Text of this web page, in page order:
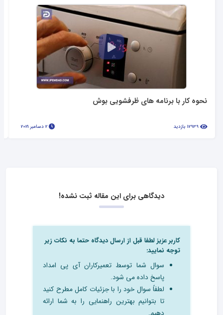
نحوه کار با برنامه های ظرفشویی بوش
دیدگاهی برای این مقاله ثبت نشده!
کاربر عزیز لطفا قبل از ارسال دیدگاه حتما به نکات زیر
توجه نمایید:
سوال شما توسط تعمیرکاران آی پی امداد
پاسخ داده می شود.
لطفاً سوال خود را با جزئیات کامل مطرح کنید
تا بتوانیم بهترین راهنمایی را به شما ارائه